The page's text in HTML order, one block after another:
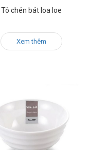
Tô chén bát loa loe
Xem thêm